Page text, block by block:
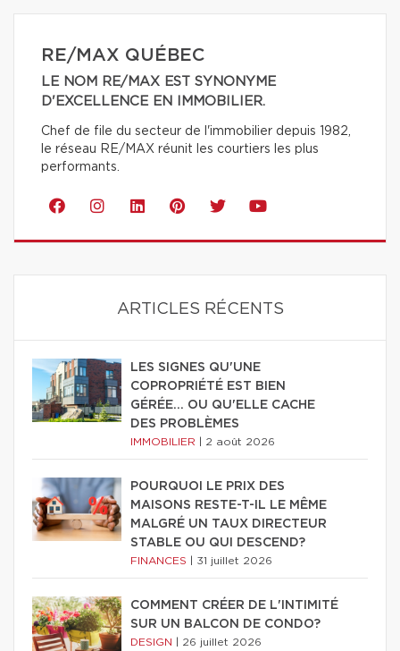
RE/MAX QUÉBEC
LE NOM RE/MAX EST SYNONYME
D'EXCELLENCE EN IMMOBILIER.
Chef de file du secteur de l'immobilier depuis 1982,
le réseau RE/MAX réunit les courtiers les plus
performants.
ARTICLES RÉCENTS
LES SIGNES QU'UNE
COPROPRIÉTÉ EST BIEN
GÉRÉE… OU QU'ELLE CACHE
DES PROBLÈMES
IMMOBILIER 2 août 2026
POURQUOI LE PRIX DES
MAISONS RESTE-T-IL LE MÊME
MALGRÉ UN TAUX DIRECTEUR
STABLE OU QUI DESCEND?
FINANCES 31 juillet 2026
COMMENT CRÉER DE L'INTIMITÉ
SUR UN BALCON DE CONDO?
DESIGN 26 juillet 2026